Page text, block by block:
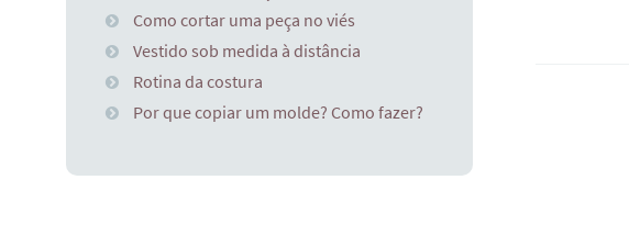
Como cortar uma peça no viés
Vestido sob medida à distância
Rotina da costura
Por que copiar um molde? Como fazer?